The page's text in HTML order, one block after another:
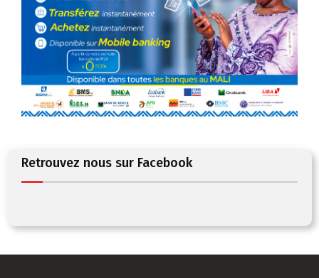
Retrouvez nous sur Facebook